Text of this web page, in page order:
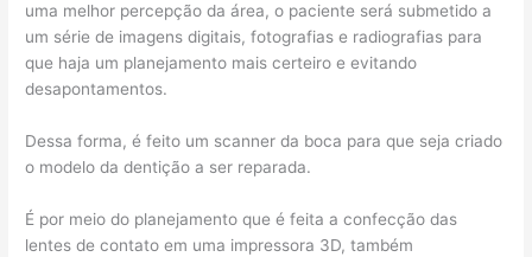
uma melhor percepção da área, o paciente será submetido a
um série de imagens digitais, fotografias e radiografias para
que haja um planejamento mais certeiro e evitando
desapontamentos.
Dessa forma, é feito um scanner da boca para que seja criado
o modelo da dentição a ser reparada.
É por meio do planejamento que é feita a confecção das
lentes de contato em uma impressora 3D, também